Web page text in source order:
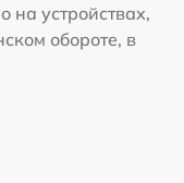
на устройствах,
обороте, в